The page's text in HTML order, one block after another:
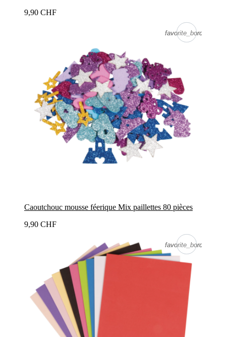
9,90 CHF
favorite_border
favorite_border
Caoutchouc mousse féerique Mix paillettes 80 pièces
9,90 CHF
favorite_border
favorite_border